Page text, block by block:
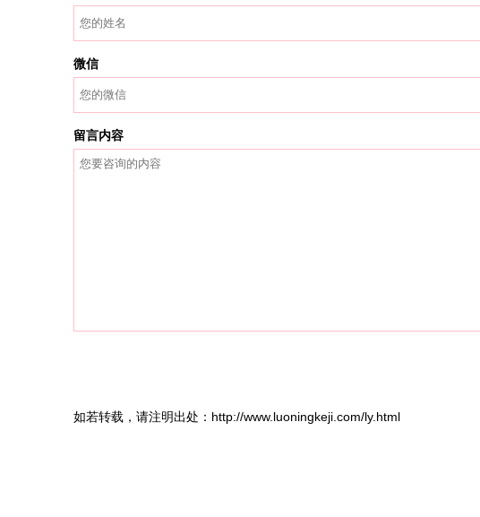
微信
留言内容
如若转载，请注明出处：http://www.luoningkeji.com/ly.html